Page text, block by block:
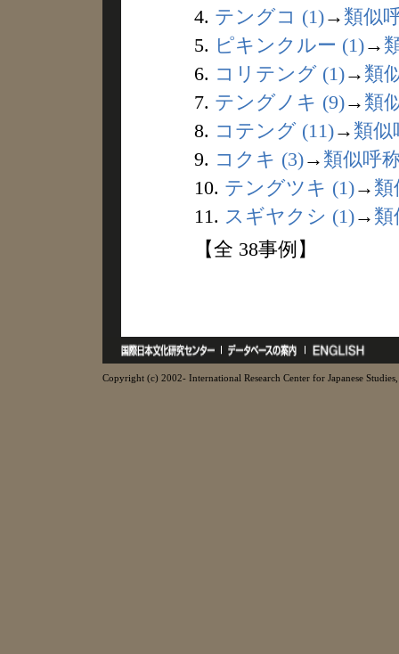
4. テングコ (1)→ 類似
5. ピキンクルー (1)→
6. コリテング (1)→ 類
7. テングノキ (9)→ 類
8. コテング (11)→ 類似
9. コクキ (3)→ 類似呼
10. テングツキ (1)→ 類
11. スギヤクシ (1)→ 類
【全 38事例】
Copyright (c) 2002- International Research Center for Japanese